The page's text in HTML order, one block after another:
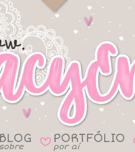
BLOG
sobre B PORTFÓLIO
por aí